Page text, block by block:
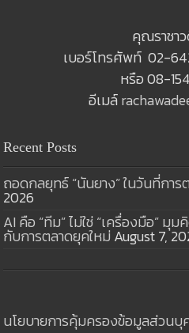
คุณราชา
เบอร์โทรศัพท์ 02-
หรือ 08-
อีเมล์
Recent Posts
ถอดกลยุทธ์ “นันยาง” ในวันที่การ
2026
AI คือ “ทีม” ไม่ใช่ “เครื่องมือ” มุ
กับการตลาดยุคใหม่ August 7,
นโยบายการคุ้มครองข้อมูลส่วนบุ